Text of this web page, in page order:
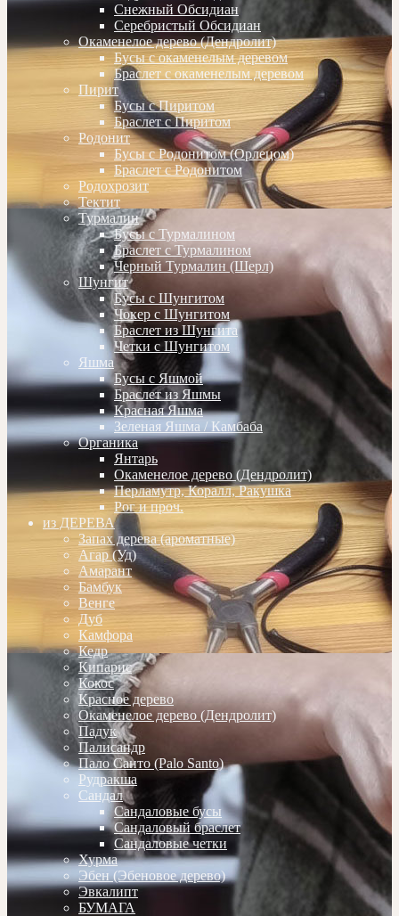
Снежный Обсидиан
Серебристый Обсидиан
Окаменелое дерево (Дендролит)
Бусы с окаменелым деревом
Браслет с окаменелым деревом
Пирит
Бусы с Пиритом
Браслет с Пиритом
Родонит
Бусы с Родонитом (Орлецом)
Браслет с Родонитом
Родохрозит
Тектит
Турмалин
Бусы с Турмалином
Браслет с Турмалином
Черный Турмалин (Шерл)
Шунгит
Бусы с Шунгитом
Чокер с Шунгитом
Браслет из Шунгита
Четки с Шунгитом
Яшма
Бусы с Яшмой
Браслет из Яшмы
Красная Яшма
Зеленая Яшма / Камбаба
Органика
Янтарь
Окаменелое дерево (Дендролит)
Перламутр, Коралл, Ракушка
Рог и проч.
из ДЕРЕВА
Запах дерева (ароматные)
Агар (Уд)
Амарант
Бамбук
Венге
Дуб
Камфора
Кедр
Кипарис
Кокос
Красное дерево
Окаменелое дерево (Дендролит)
Падук
Палисандр
Пало Санто (Palo Santo)
Рудракша
Сандал
Сандаловые бусы
Сандаловый браслет
Сандаловые четки
Хурма
Эбен (Эбеновое дерево)
Эвкалипт
БУМАГА